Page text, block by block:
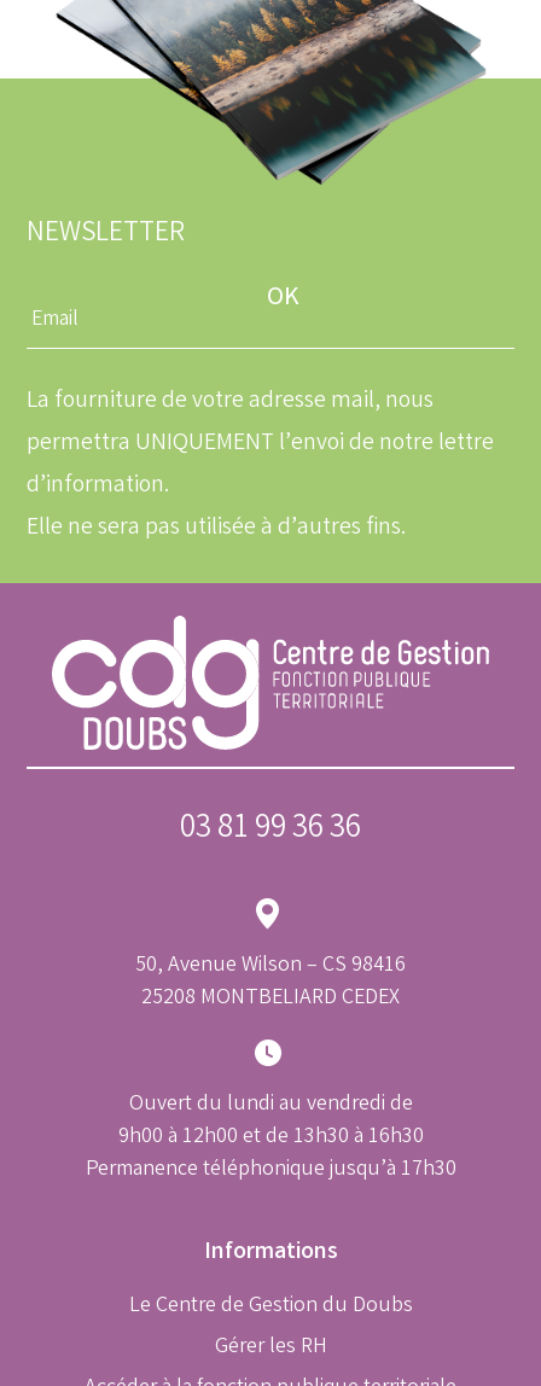
NEWSLETTER
Entrez
une
email
La fourniture de votre adresse mail, nous
permettra UNIQUEMENT l’envoi de notre lettre
d’information.
Elle ne sera pas utilisée à d’autres fins.
03 81 99 36 36
50, Avenue Wilson – CS 98416
25208 MONTBELIARD CEDEX
Ouvert du lundi au vendredi de
9h00 à 12h00 et de 13h30 à 16h30
Permanence téléphonique jusqu’à 17h30
Informations
Le Centre de Gestion du Doubs
Gérer les RH